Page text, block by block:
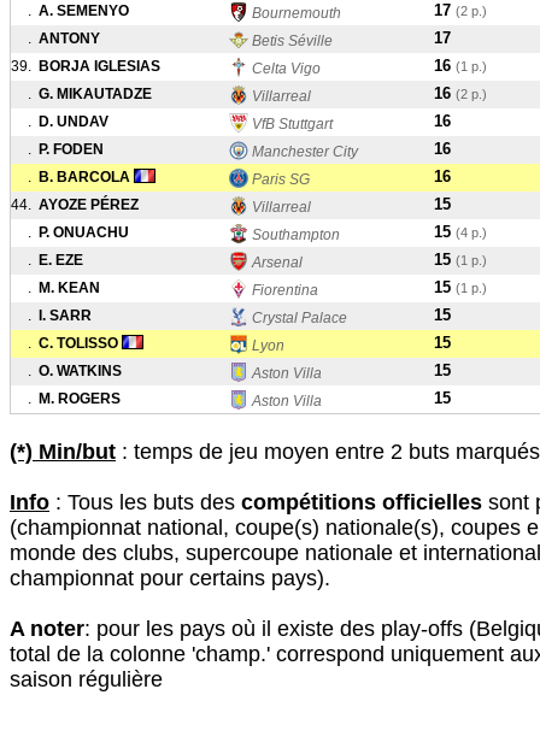
. A. SEMENYO Bournemouth 17 (2 p.)
. ANTONY Betis Séville 17
39. BORJA IGLESIAS Celta Vigo 16 (1 p.)
. G. MIKAUTADZE Villarreal 16 (2 p.)
. D. UNDAV VfB Stuttgart 16
. P. FODEN Manchester City 16
. B. BARCOLA Paris SG 16
44. AYOZE PÉREZ Villarreal 15
. P. ONUACHU Southampton 15 (4 p.)
. E. EZE Arsenal 15 (1 p.)
. M. KEAN Fiorentina 15 (1 p.)
. I. SARR Crystal Palace 15
. C. TOLISSO Lyon 15
. O. WATKINS Aston Villa 15
. M. ROGERS Aston Villa 15
(*) Min/but : temps de jeu moyen entre 2 buts
Info : Tous les buts des compétitions officielles sont
(championnat national, coupe(s) nationale(s), coupes
monde des clubs, supercoupe nationale et
championnat pour certains pays).
A noter: pour les pays où il existe des play-offs
total de la colonne 'champ.' correspond uniquement
saison régulière